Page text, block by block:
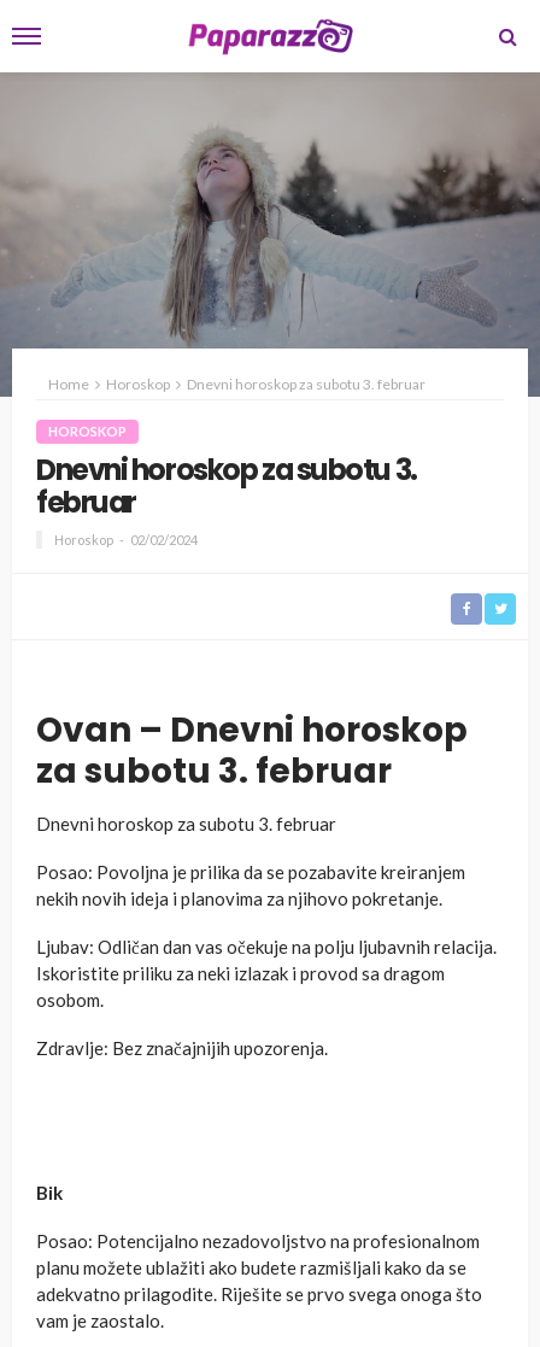
Home Horoskop Dnevni horoskop za subotu 3. februar
HOROSKOP
Dnevni horoskop za subotu 3.
februar
Horoskop 02/02/2024
Ovan – Dnevni horoskop
za subotu 3. februar
Dnevni horoskop za subotu 3. februar
Posao: Povoljna je prilika da se pozabavite kreiranjem
nekih novih ideja i planovima za njihovo pokretanje.
Ljubav: Odličan dan vas očekuje na polju ljubavnih relacija.
Iskoristite priliku za neki izlazak i provod sa dragom
osobom.
Zdravlje: Bez značajnijih upozorenja.
Bik
Posao: Potencijalno nezadovoljstvo na profesionalnom
planu možete ublažiti ako budete razmišljali kako da se
adekvatno prilagodite. Riješite se prvo svega onoga što
vam je zaostalo.